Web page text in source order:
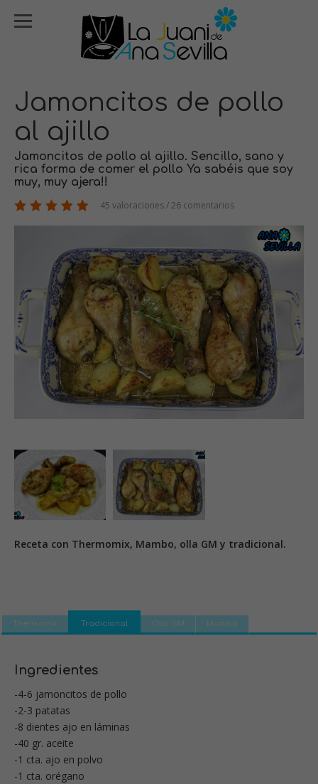
Jamoncitos de pollo
al ajillo
Jamoncitos de pollo al ajillo. Sencillo, sano y
rica forma de comer el pollo Ya sabéis que soy
muy, muy ajera!!
45 valoraciones / 26 comentarios
Receta con Thermomix, Mambo, olla GM y tradicional.
Thermomix Tradicional Olla GM Mambo
Ingredientes
-4-6 jamoncitos de pollo
-2-3 patatas
-8 dientes ajo en láminas
-40 gr. aceite
-1 cta. ajo en polvo
-1 cta. orégano